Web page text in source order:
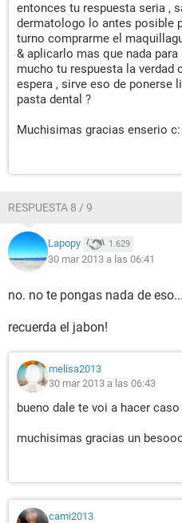
entonces tu respuesta seria ,
dermatologo lo antes posible
turno comprarme el
& aplicarlo mas que nada
mucho tu respuesta la verdad
espera , sirve eso de ponerse
pasta dental ?
Muchisimas gracias enserio c:
RESPUESTA 8 / 9
Lapopy 1.629
30 mar 2013 a las 06:41
no. no te pongas nada de eso...
recuerda el jabon!
melisa2013
30 mar 2013 a las 06:43
bueno dale te voi a hacer caso
muchisimas gracias un
cami2013